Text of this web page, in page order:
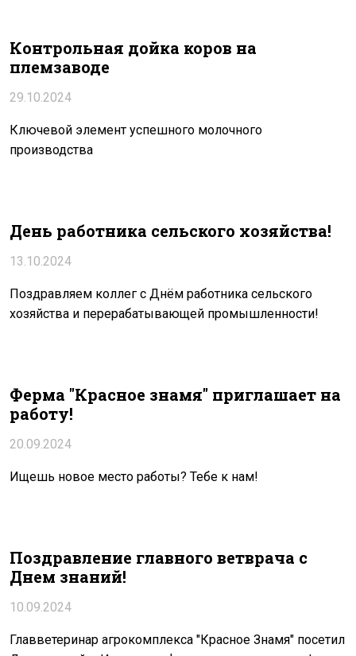
Контрольная дойка коров на
племзаводе
29.10.2024
Ключевой элемент успешного молочного
производства
День работника сельского хозяйства!
13.10.2024
Поздравляем коллег с Днём работника сельского
хозяйства и перерабатывающей промышленности!
Ферма "Красное знамя" приглашает на
работу!
20.09.2024
Ищешь новое место работы? Тебе к нам!
Поздравление главного ветврача с
Днем знаний!
10.09.2024
Главветеринар агрокомплекса "Красное Знамя" посетил